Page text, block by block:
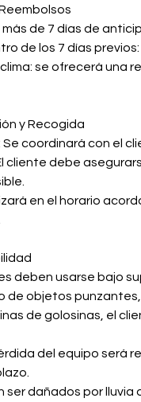
de 7 días de
de los 7 días previos:
se ofrecerá una
y Recogida
coordinará con el
cliente debe
en el horario
deben usarse bajo
de objetos
de golosinas, el
del equipo será
ser dañados por lluvia